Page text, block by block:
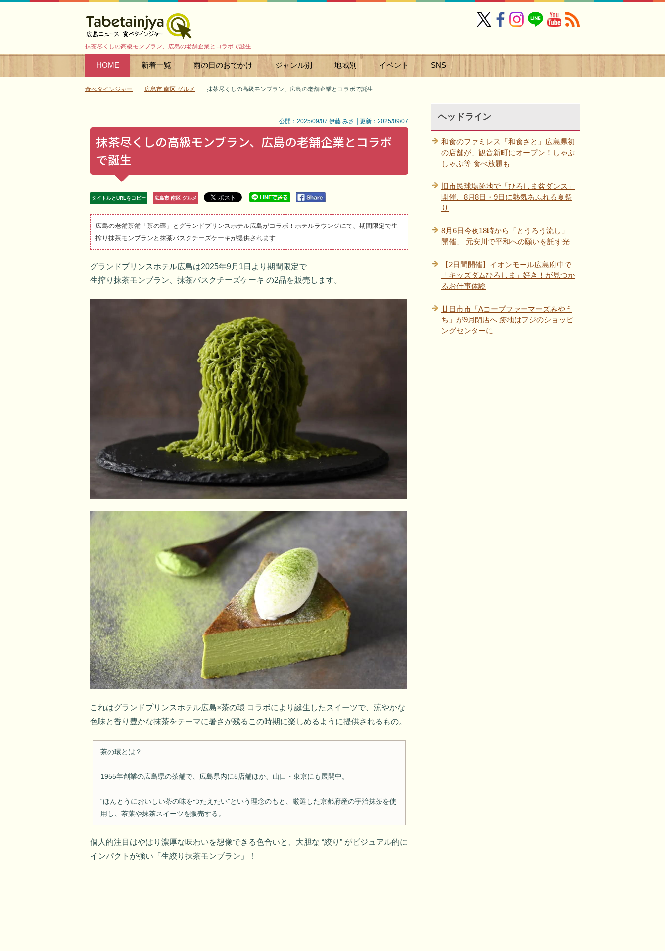
抹茶尽くしの高級モンブラン、広島の老舗企業とコラボで誕生
HOME 新着一覧 雨の日のおでかけ ジャンル別 地域別 イベント SNS
食べタインジャー 広島市 南区 グルメ 抹茶尽くしの高級モンブラン、広島の老舗企業とコラボで誕生
公開：2025/09/07 伊藤 みさ │更新：2025/09/07
抹茶尽くしの高級モンブラン、広島の老舗企業とコラボ
で誕生
タイトルとURLをコピー 広島市 南区 グルメ
広島の老舗茶舗「茶の環」とグランドプリンスホテル広島がコラボ！ホテルラウンジにて、期間限定で生
搾り抹茶モンブランと抹茶バスクチーズケーキが提供されます
グランドプリンスホテル広島は2025年9月1日より期間限定で
生搾り抹茶モンブラン、抹茶バスクチーズケーキ の2品を販売します。
これはグランドプリンスホテル広島×茶の環 コラボにより誕生したスイーツで、涼やかな
色味と香り豊かな抹茶をテーマに暑さが残るこの時期に楽しめるように提供されるもの。
茶の環とは？
1955年創業の広島県の茶舗で、広島県内に5店舗ほか、山口・東京にも展開中。
“ほんとうにおいしい茶の味をつたえたい”という理念のもと、厳選した京都府産の宇治抹茶を使
用し、茶葉や抹茶スイーツを販売する。
個人的注目はやはり濃厚な味わいを想像できる色合いと、大胆な “絞り” がビジュアル的に
インパクトが強い「生絞り抹茶モンブラン」！
ヘッドライン
和食のファミレス「和食さと」広島県初
の店舗が、観音新町にオープン！しゃぶ
しゃぶ等 食べ放題も
旧市民球場跡地で「ひろしま盆ダンス」
開催、8月8日・9日に熱気あふれる夏祭
り
8月6日今夜18時から「とうろう流し」
開催、 元安川で平和への願いを託す光
【2日間開催】イオンモール広島府中で
「キッズダムひろしま」好き！が見つか
るお仕事体験
廿日市市「Aコープファーマーズみやう
ち」が9月閉店へ 跡地はフジのショッピ
ングセンターに